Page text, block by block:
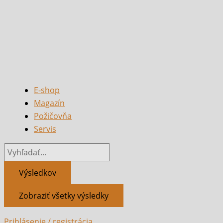
E-shop
Magazín
Požičovňa
Servis
Výsledkov
Zobraziť všetky výsledky